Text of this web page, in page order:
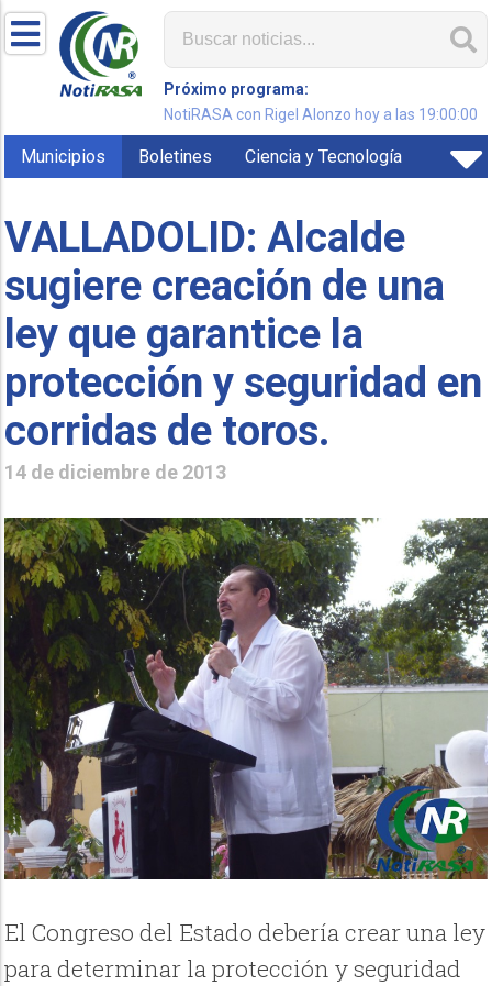
Próximo programa:
NotiRASA con Rigel Alonzo hoy a las 19:00:00
Municipios Boletines Ciencia y Tecnología
VALLADOLID: Alcalde
sugiere creación de una
ley que garantice la
protección y seguridad en
corridas de toros.
14 de diciembre de 2013
El Congreso del Estado debería crear una ley
para determinar la protección y seguridad